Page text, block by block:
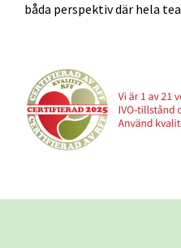
båda perspektiv där hela